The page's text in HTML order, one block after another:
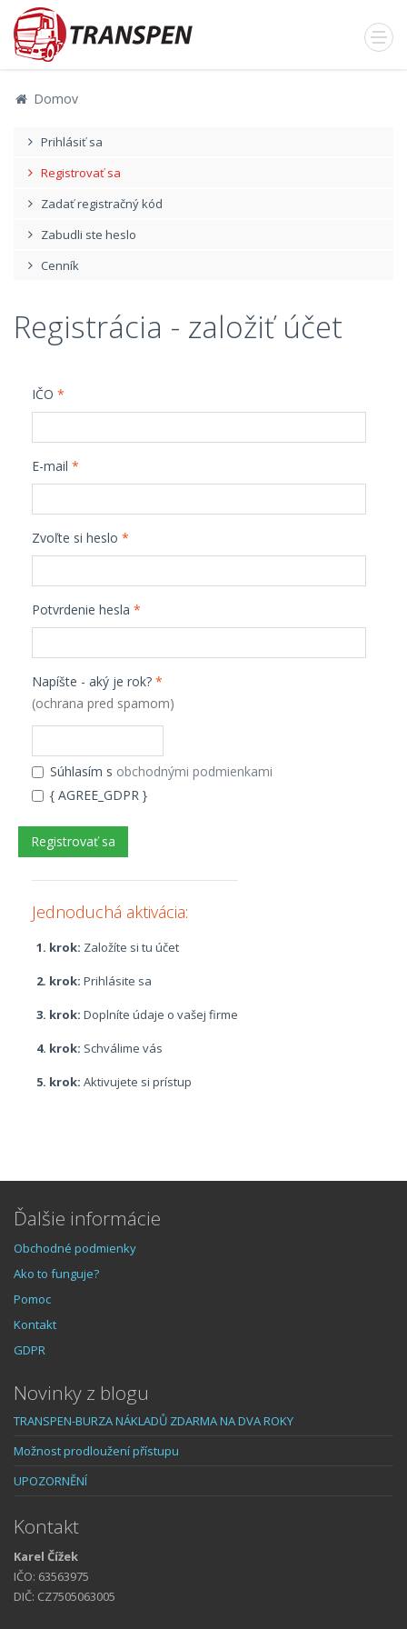
Domov
Prihlásiť sa
Registrovať sa
Zadať registračný kód
Zabudli ste heslo
Cenník
Registrácia - založiť účet
IČO *
E-mail *
Zvoľte si heslo *
Potvrdenie hesla *
Napíšte - aký je rok? *
(ochrana pred spamom)
Súhlasím s obchodnými podmienkami
{ AGREE_GDPR }
Jednoduchá aktivácia:
1. krok: Založíte si tu účet
2. krok: Prihlásite sa
3. krok: Doplníte údaje o vašej firme
4. krok: Schválime vás
5. krok: Aktivujete si prístup
Ďalšie informácie
Obchodné podmienky
Ako to funguje?
Pomoc
Kontakt
GDPR
Novinky z blogu
TRANSPEN-BURZA NÁKLADŮ ZDARMA NA DVA ROKY
Možnost prodloužení přístupu
UPOZORNĚNÍ
Kontakt
Karel Čížek
IČO: 63563975
DIČ: CZ7505063005